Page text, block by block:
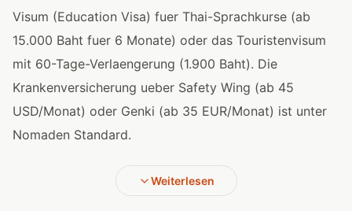
Visum (Education Visa) fuer Thai-Sprachkurse (ab
15.000 Baht fuer 6 Monate) oder das Touristenvisum
mit 60-Tage-Verlaengerung (1.900 Baht). Die
Krankenversicherung ueber Safety Wing (ab 45
USD/Monat) oder Genki (ab 35 EUR/Monat) ist unter
Nomaden Standard.
Weiterlesen